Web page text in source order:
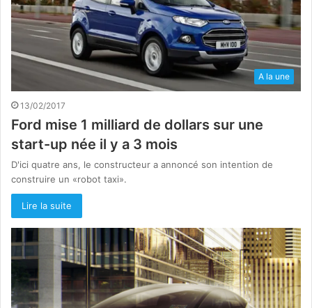
A la une
13/02/2017
Ford mise 1 milliard de dollars sur une
start-up née il y a 3 mois
D'ici quatre ans, le constructeur a annoncé son intention de
construire un «robot taxi».
Lire la suite